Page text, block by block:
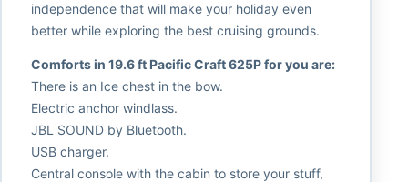
independence that will make your holiday even
better while exploring the best cruising grounds.
Comforts in 19.6 ft Pacific Craft 625P for you are:
There is an Ice chest in the bow.
Electric anchor windlass.
JBL SOUND by Bluetooth.
USB charger.
Central console with the cabin to store your stuff,